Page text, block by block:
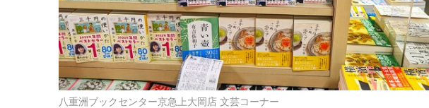
八重洲ブックセンター京急上大岡店 文芸コーナー